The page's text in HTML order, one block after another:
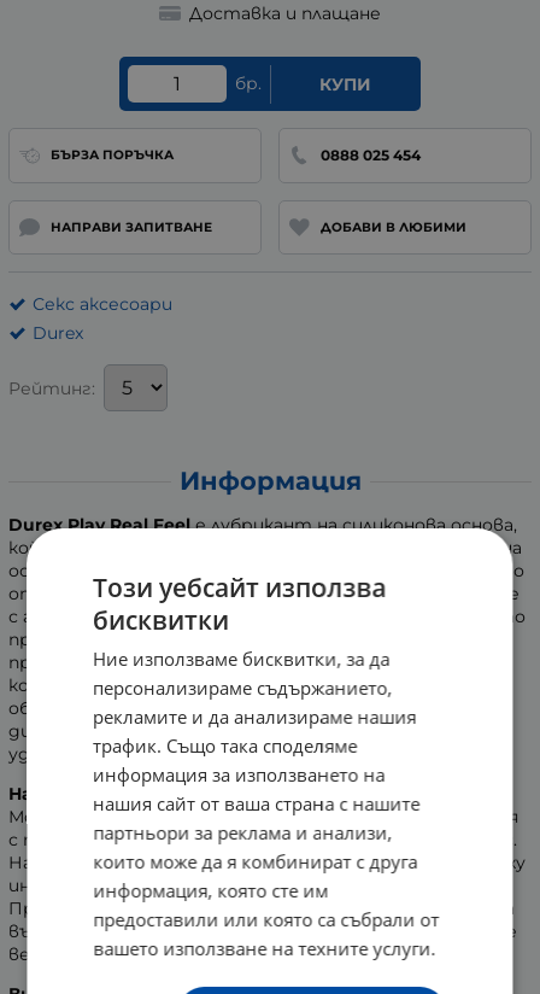
Доставка и плащане
бр. КУПИ
БЪРЗА ПОРЪЧКА 0888 025 454
НАПРАВИ ЗАПИТВАНЕ ДОБАВИ В ЛЮБИМИ
Секс аксесоари
Durex
Рейтинг:
Информация
Durex PlayReal Feel е лубрикант на силиконова основа,
който не изсъхва бързо, както лубрикантите на водна
основа и е достатъчно да нанесете малко количество
от него и да се насладите на Вашият партньор. Той е
с гелообразна и копринено гладка консистенция, която
предлага интензивно чувствено
преживяване. Формулата му съдържа специална
комбинация от съставки, които овлажняват и
облекчават вагиналната сухота и елиминират
дискомфорта в интимните зони, за максимално
удоволствие от любовната игра.
Начин на употреба:
Може да се използва самостоятелно или в комбинация
с презервативи. Подходящ за вагинален и орален секс.
Нанесете желаното количество от лубриканта върху
интимните зони, непосредствено преди полов акт.
При употреба с презервативи, нанесете лубриканта
върху външната страна, след като презервативът е
вече поставен.
Този уебсайт използва
бисквитки
Ние използваме бисквитки, за да
персонализираме съдържанието,
рекламите и да анализираме нашия
трафик. Също така споделяме
информация за използването на
нашия сайт от ваша страна с нашите
партньори за реклама и анализи,
които може да я комбинират с друга
информация, която сте им
предоставили или която са събрали от
вашето използване на техните услуги.